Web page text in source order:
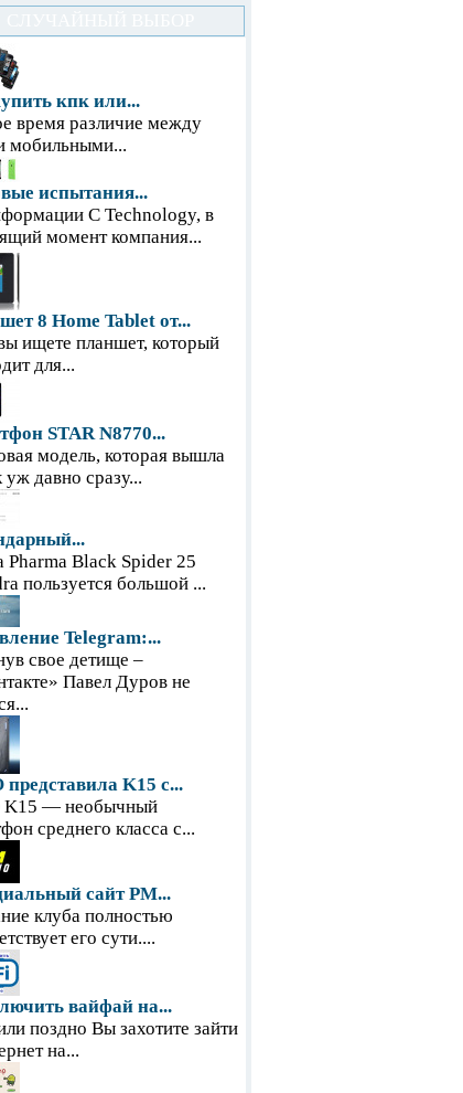
кпк или...
время различие между
мобильными...
испытания...
С Technology, в
момент компания...
8 Home Tablet от...
ищете планшет, который
для...
STAR N8770...
модель, которая вышла
уж давно сразу...
Pharma Black Spider 25
пользуется большой ...
Telegram:...
свое детище –
Павел Дуров не
представила K15 с...
K15 — необычный
среднего класса с...
сайт PM...
клуба полностью
его сути....
вайфай на...
поздно Вы захотите зайти
на...